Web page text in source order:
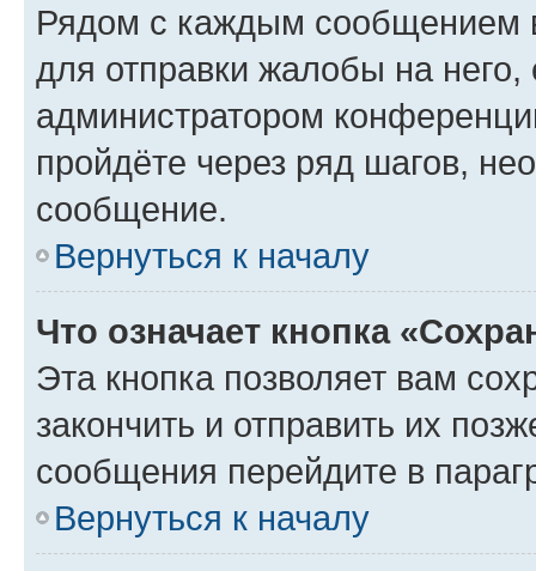
Рядом с каждым сообщением
для отправки жалобы на
администратором
пройдёте через ряд шагов,
сообщение.
Вернуться к началу
Что означает кнопка
Эта кнопка позволяет вам
закончить и отправить их
сообщения перейдите в
Вернуться к началу